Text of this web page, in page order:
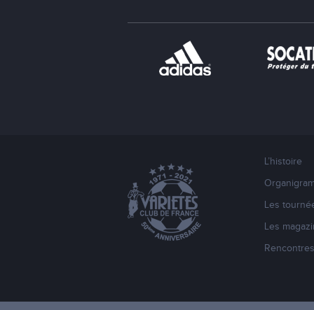
L’histoire
Les
Les
Rencontres